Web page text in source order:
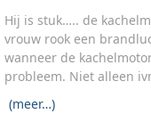
Hij is stuk….. de
vrouw rook een
wanneer de
probleem. Niet alleen
(meer…)